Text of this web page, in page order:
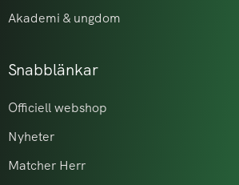
Akademi & ungdom
Snabblänkar
Officiell webshop
Nyheter
Matcher Herr